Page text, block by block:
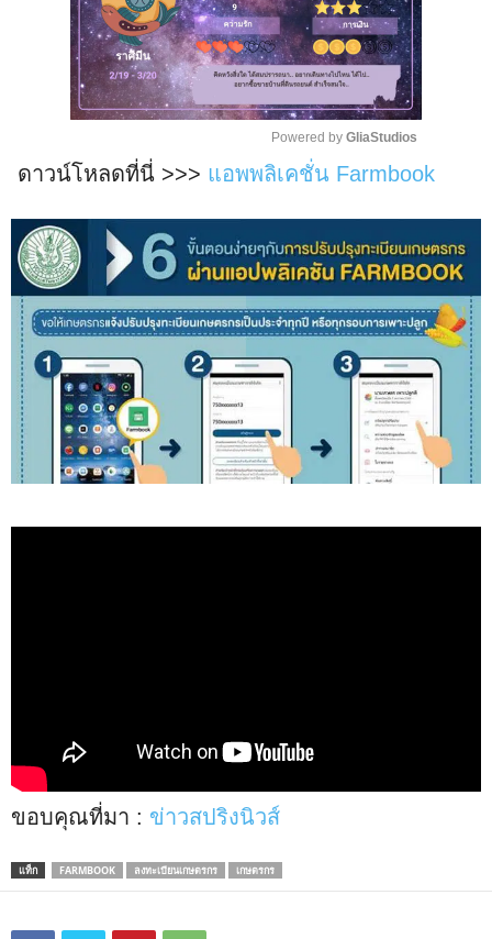
M
e
Powered by GliaStudios
ดาวน์โหลดที่นี่ >>> แอพพลิเคชั่น Farmbook
ขอบคุณที่มา : ข่าวสปริงนิวส์
แท็ก FARMBOOK ลงทะเบียนเกษตรกร เกษตรกร